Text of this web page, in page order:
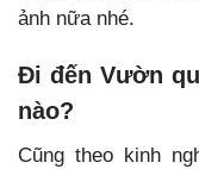
ảnh nữa nhé.
Đi đến Vườn
nào?
Cũng theo kinh